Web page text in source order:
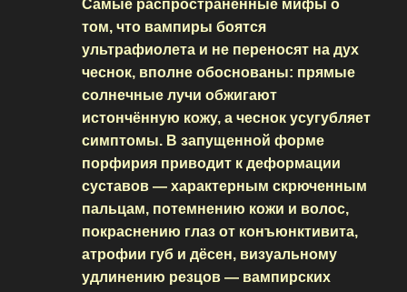
Самые распространённые мифы о
том, что вампиры боятся
ультрафиолета и не переносят на дух
чеснок, вполне обоснованы: прямые
солнечные лучи обжигают
истончённую кожу, а чеснок усугубляет
симптомы. В запущенной форме
порфирия приводит к деформации
суставов — характерным скрюченным
пальцам, потемнению кожи и волос,
покраснению глаз от конъюнктивита,
атрофии губ и дёсен, визуальному
удлинению резцов — вампирских